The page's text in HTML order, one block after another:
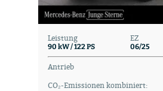
Leistung
90 kW / 122 PS
EZ
06/25
Antrieb
CO₂-Emissionen kombiniert: